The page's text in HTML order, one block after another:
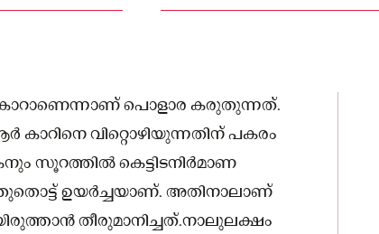
പൊളാര കരുതുന്നത്.
വിറ്റൊഴിയുന്നതിന് പകരം
സൂറത്തില്‍ കെട്ടിടനിര്‍മാണ
ഉയർച്ചയാണ്. അതിനാലാണ്
തീരുമാനിച്ചത്.നാലുലക്ഷം